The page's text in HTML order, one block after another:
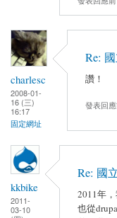
charlesc
2008-01-
16 (三)
16:17
固定網址
Re:
讚！
發表回
kkbike
2011-
03-10
Re: 國
2011年
也從